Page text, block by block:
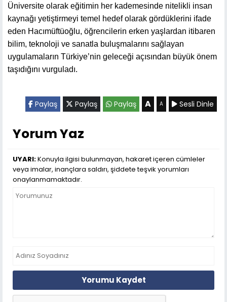
Üniversite olarak eğitimin her kademesinde nitelikli insan
kaynağı yetiştirmeyi temel hedef olarak gördüklerini ifade
eden Hacımüftüoğlu, öğrencilerin erken yaşlardan itibaren
bilim, teknoloji ve sanatla buluşmalarını sağlayan
uygulamaların Türkiye’nin geleceği açısından büyük önem
taşıdığını vurguladı.
Paylaş Paylaş Paylaş A A Sesli Dinle
Yorum Yaz
UYARI:Konuyla ilgisi bulunmayan, hakaret içeren cümleler
veya imalar, inançlara saldırı, şiddete teşvik yorumları
onaylanmamaktadır.
Yorumu Kaydet